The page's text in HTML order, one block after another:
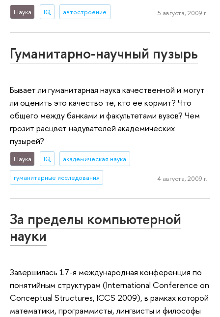
Наука IQ автостроение 5 августа, 2009 г.
Гуманитарно-научный пузырь
Бывает ли гуманитарная наука качественной и могут
ли оценить это качество те, кто ее кормит? Что
общего между банками и факультетами вузов? Чем
грозит расцвет надувателей академических
пузырей?
Наука IQ академическая наука
гуманитарные исследования 4 августа, 2009 г.
За пределы компьютерной
науки
Завершилась 17-я международная конференция по
понятийным структурам (International Conference on
Conceptual Structures, ICCS 2009), в рамках которой
математики, программисты, лингвисты и философы